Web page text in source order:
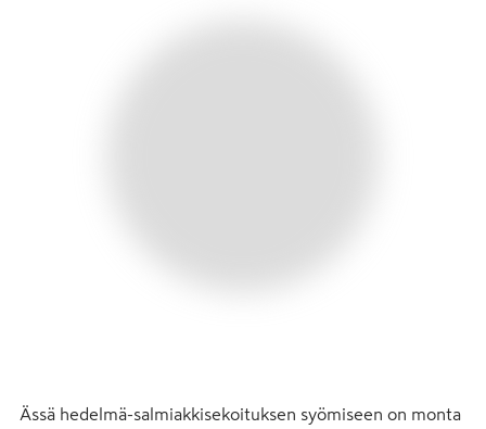
Ässä hedelmä-salmiakkisekoituksen syömiseen on monta